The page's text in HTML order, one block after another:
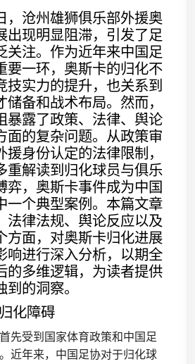
，沧州雄狮俱乐部外援奥
出现明显阻滞，引发了足
关注。作为近年来中国足
要一环，奥斯卡的归化不
技实力的提升，也关系到
备和战术布局。然而，
暴露了政策、法律、舆论
面的复杂问题。从政策审
身份认定的法律限制，
重解读到归化球员与俱乐
弈，奥斯卡事件成为中国
一个典型案例。本篇文章
法律法规、舆论反应以及
方面，对奥斯卡归化进展
响进行深入分析，以期全
的多维逻辑，为读者提供
的洞察。
化障碍
先受到国家体育政策和中国足
近年来，中国足协对于归化球